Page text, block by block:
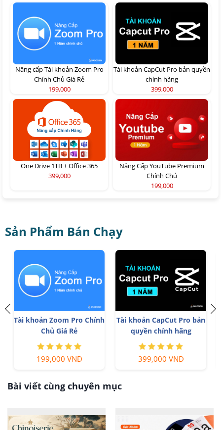
Nâng cấp Tài khoản Zoom Pro
Chính Chủ Giá Rẻ
199,000
Tài khoản CapCut Pro bản quyền
chính hãng
399,000
One Drive 1TB + Office 365
399,000
Nâng Cấp YouTube Premium
Chính Chủ
199,000
Sản Phẩm Bán Chạy
Tài khoản Zoom Pro Chính
Chủ Giá Rẻ
199,000 VNĐ
Tài khoản CapCut Pro bản
quyền chính hãng
399,000 VNĐ
Bài viết cùng chuyên mục